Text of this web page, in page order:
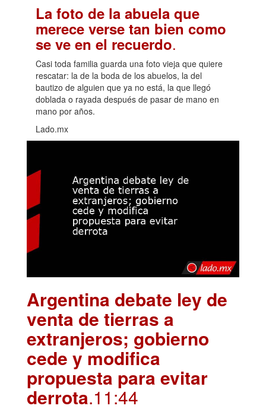
La foto de la abuela que
merece verse tan bien como
se ve en el recuerdo.
Casi toda familia guarda una foto vieja que quiere
rescatar: la de la boda de los abuelos, la del
bautizo de alguien que ya no está, la que llegó
doblada o rayada después de pasar de mano en
mano por años.
Lado.mx
Argentina debate ley de
venta de tierras a
extranjeros; gobierno
cede y modifica
propuesta para evitar
derrota.11:44